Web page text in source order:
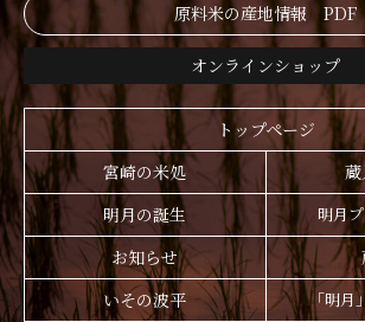
原料米の産地情報 PDF
オンラインショップ
トップページ
宮崎の米処
明月の誕生
明月
お知らせ
いその波平
「明月